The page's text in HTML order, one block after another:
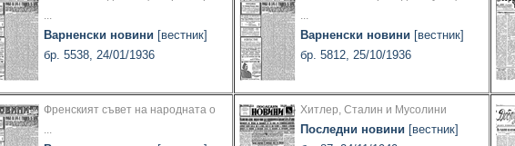
...
Варненски новини [вестник]
бр. 5538, 24/01/1936
...
Варненски новини [вестник]
бр. 5812, 25/10/1936
Френският съвет на народната о
...
Хитлер, Сталин и Мусолини
Последни новини [вестник]